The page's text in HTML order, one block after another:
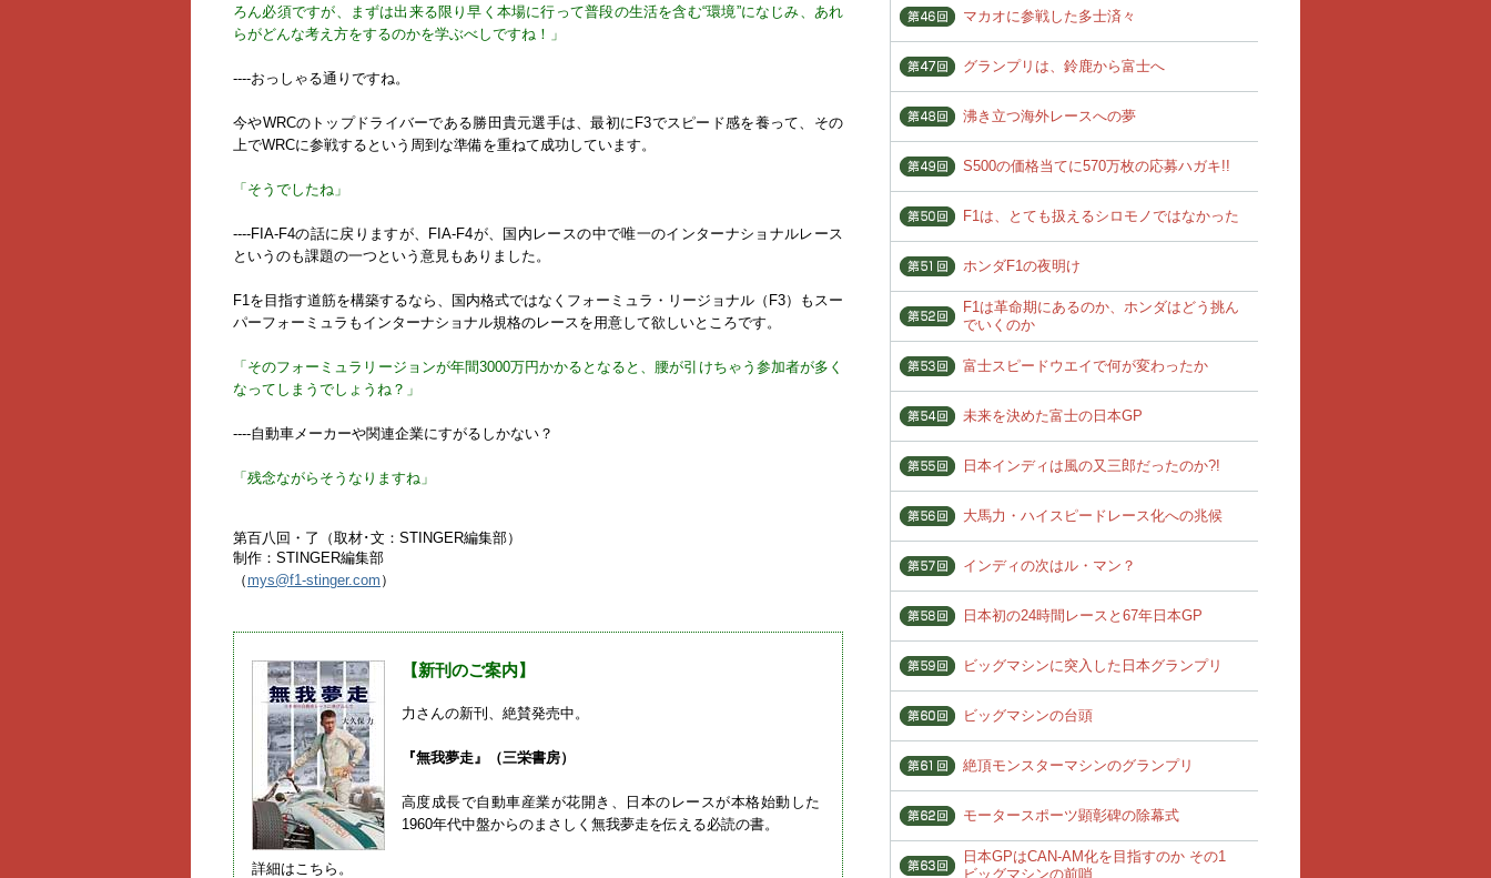
ろん必須ですが、まずは出来る限り早く本場に行って普段の生活を含む“環境”になじみ、あれ
らがどんな考え方をするのかを学ぶべしですね！」
----おっしゃる通りですね。
今やWRCのトップドライバーである勝田貴元選手は、最初にF3でスピード感を養って、その
上でWRCに参戦するという周到な準備を重ねて成功しています。
「そうでしたね」
----FIA-F4の話に戻りますが、FIA-F4が、国内レースの中で唯一のインターナショナルレース
というのも課題の一つという意見もありました。
F1を目指す道筋を構築するなら、国内格式ではなくフォーミュラ・リージョナル（F3）もスー
パーフォーミュラもインターナショナル規格のレースを用意して欲しいところです。
「そのフォーミュラリージョンが年間3000万円かかるとなると、腰が引けちゃう参加者が多く
なってしまうでしょうね？」
----自動車メーカーや関連企業にすがるしかない？
「残念ながらそうなりますね」
第百八回・了（取材･文：STINGER編集部）
制作：STINGER編集部
（mys@f1-stinger.com ）
【新刊のご案内】
力さんの新刊、絶賛発売中。
『無我夢走』（三栄書房）
高度成長で自動車産業が花開き、日本のレースが本格始動した
1960年代中盤からのまさしく無我夢走を伝える必読の書。
詳細はこちら。
マカオに参戦した多士済々
グランプリは、鈴鹿から富士へ
沸き立つ海外レースへの夢
S500の価格当てに570万枚の応募ハガキ!!
F1は、とても扱えるシロモノではなかった
ホンダF1の夜明け
F1は革命期にあるのか、ホンダはどう挑ん
でいくのか
富士スピードウエイで何が変わったか
未来を決めた富士の日本GP
日本インディは風の又三郎だったのか?!
大馬力・ハイスピードレース化への兆候
インディの次はル・マン？
日本初の24時間レースと67年日本GP
ビッグマシンに突入した日本グランプリ
ビッグマシンの台頭
絶頂モンスターマシンのグランプリ
モータースポーツ顕彰碑の除幕式
日本GPはCAN-AM化を目指すのか その1
ビッグマシンの前哨